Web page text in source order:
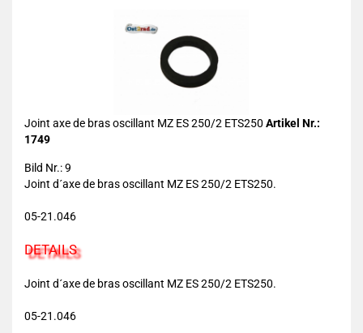
Joint axe de bras oscillant MZ ES 250/2 ETS250 Artikel Nr.:
1749
Bild Nr.: 9
Joint d´axe de bras oscillant MZ ES 250/2 ETS250.
05-21.046
DETAILS
Joint d´axe de bras oscillant MZ ES 250/2 ETS250.
05-21.046